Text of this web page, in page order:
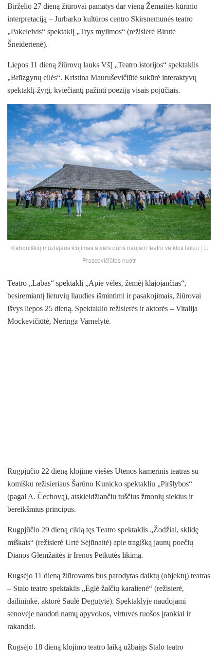
Birželio 27 dieną žiūrovai pamatys dar vieną Žemaitės kūrinio
interpretaciją – Jurbarko kultūros centro Skirsnemunės teatro
„Pakeleivis“ spektaklį „Trys mylimos“ (režisierė Birutė
Šneiderienė).
Liepos 11 dieną žiūrovų lauks VšĮ „Teatro istorijos“ spektaklis
„Brūzgynų eilės“. Kristina Mauruševičiūtė sukūrė interaktyvų
spektaklį-žygį, kviečiantį pažinti poeziją visais pojūčiais.
Kleboniškių muziejaus klojimas atvers duris naujam teatro veiklos laikui | L.
Prascevičiūtės nuotr
Teatro „Labas“ spektaklį „Apie vėles, žemėj klajojančias“,
besiremiantį lietuvių liaudies išmintimi ir pasakojimais, žiūrovai
išvys liepos 25 dieną. Spektaklio režisierės ir aktorės – Vitalija
Mockevičiūtė, Neringa Varnelytė.
Rugpjūčio 22 dieną klojime viešės Utenos kamerinis teatras su
komišku režisieriaus Šarūno Kunicko spektakliu „Piršlybos“
(pagal A. Čechovą), atskleidžiančiu tuščius žmonių siekius ir
bereikšmius principus.
Rugpjūčio 29 dieną ciklą tęs Teatro spektaklis „Žodžiai, sklidę
miškais“ (režisierė Urtė Sėjūnaitė) apie tragišką jaunų poečių
Dianos Glemžaitės ir Irenos Petkutės likimą.
Rugsėjo 11 dieną žiūrovams bus parodytas daiktų (objektų) teatras
– Stalo teatro spektaklis „Eglė žalčių karalienė“ (režisierė,
dailininkė, aktorė Saulė Degutytė). Spektaklyje naudojami
senovėje naudoti namų apyvokos, virtuvės ruošos įrankiai ir
rakandai.
Rugsėjo 18 dieną klojimo teatro laiką užbaigs Stalo teatro